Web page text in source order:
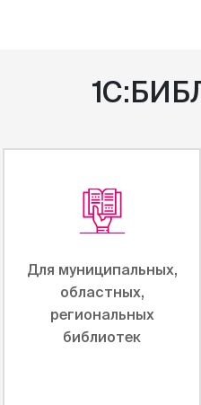
Для муниципальных,
областных,
региональных
библиотек